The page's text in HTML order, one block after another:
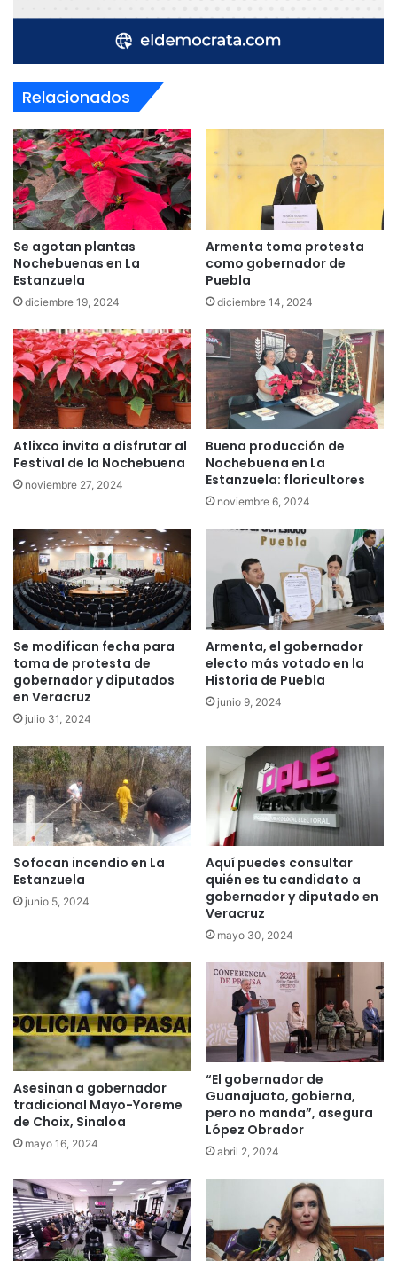
Relacionados
Se agotan plantas
Nochebuenas en La
Estanzuela
diciembre 19, 2024
Armenta toma protesta
como gobernador de
Puebla
diciembre 14, 2024
Atlixco invita a disfrutar al
Festival de la Nochebuena
noviembre 27, 2024
Buena producción de
Nochebuena en La
Estanzuela: floricultores
noviembre 6, 2024
Se modifican fecha para
toma de protesta de
gobernador y diputados
en Veracruz
julio 31, 2024
Armenta, el gobernador
electo más votado en la
Historia de Puebla
junio 9, 2024
Sofocan incendio en La
Estanzuela
junio 5, 2024
Aquí puedes consultar
quién es tu candidato a
gobernador y diputado en
Veracruz
mayo 30, 2024
Asesinan a gobernador
tradicional Mayo-Yoreme
de Choix, Sinaloa
mayo 16, 2024
“El gobernador de
Guanajuato, gobierna,
pero no manda”, asegura
López Obrador
abril 2, 2024